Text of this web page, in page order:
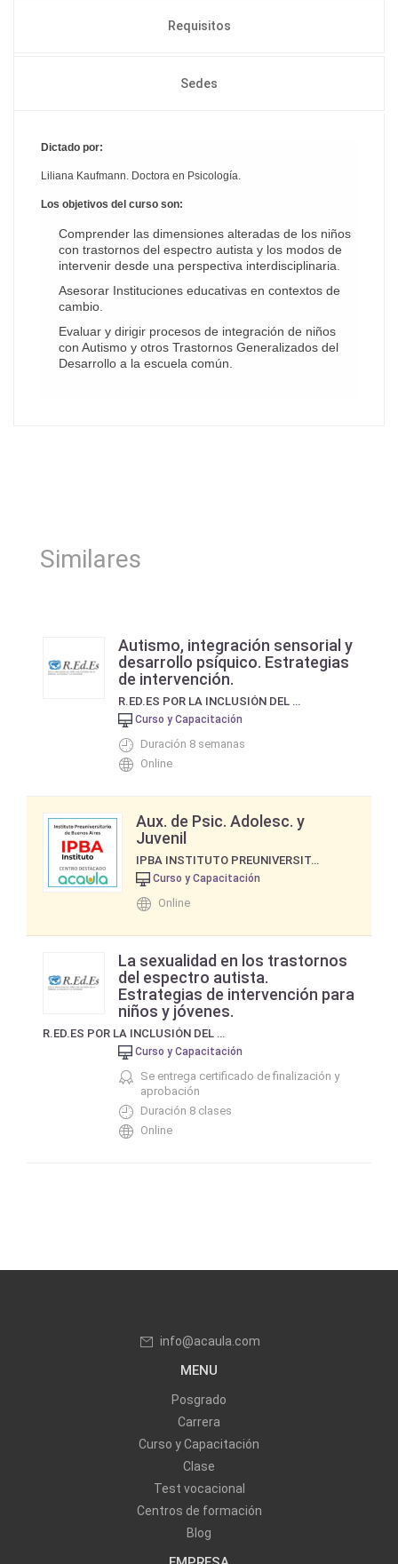
Requisitos
Sedes
Dictado por:
Liliana Kaufmann. Doctora en Psicología.
Los objetivos del curso son:
Comprender las dimensiones alteradas de los niños
con trastornos del espectro autista y los modos de
intervenir desde una perspectiva interdisciplinaria.
Asesorar Instituciones educativas en contextos de
cambio.
Evaluar y dirigir procesos de integración de niños
con Autismo y otros Trastornos Generalizados del
Desarrollo a la escuela común.
Similares
Autismo, integración sensorial y
desarrollo psíquico. Estrategias
de intervención.
R.ED.ES POR LA INCLUSIÓN DEL NIÑO CON AUTISMO EN LA FAMILIA, LA ESCUELA Y LA SOCIEDAD.
Curso y Capacitación
Duración 8 semanas
Online
Aux. de Psic. Adolesc. y
Juvenil
IPBA INSTITUTO PREUNIVERSITARIO DE BUENOS AIRES
Curso y Capacitación
Online
La sexualidad en los trastornos
del espectro autista.
Estrategias de intervención para
niños y jóvenes.
R.ED.ES POR LA INCLUSIÓN DEL NIÑO CON AUTISMO EN LA FAMILIA, LA ESCUELA Y LA SOCIEDAD.
Curso y Capacitación
Se entrega certificado de finalización y
aprobación
Duración 8 clases
Online
info@acaula.com
MENU
Posgrado
Carrera
Curso y Capacitación
Clase
Test vocacional
Centros de formación
Blog